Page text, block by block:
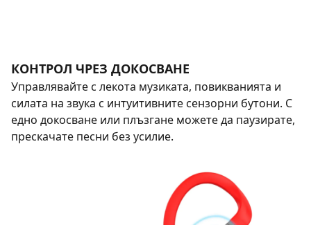
КОНТРОЛ ЧРЕЗ ДОКОСВАНЕ
Управлявайте с лекота музиката, повикванията и
силата на звука с интуитивните сензорни бутони. С
едно докосване или плъзгане можете да паузирате,
прескачате песни без усилие.